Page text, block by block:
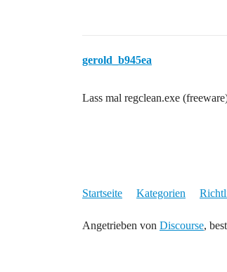
gerold_b945ea
Lass mal regclean.exe
Startseite Kategorien
Angetrieben von Discourse,